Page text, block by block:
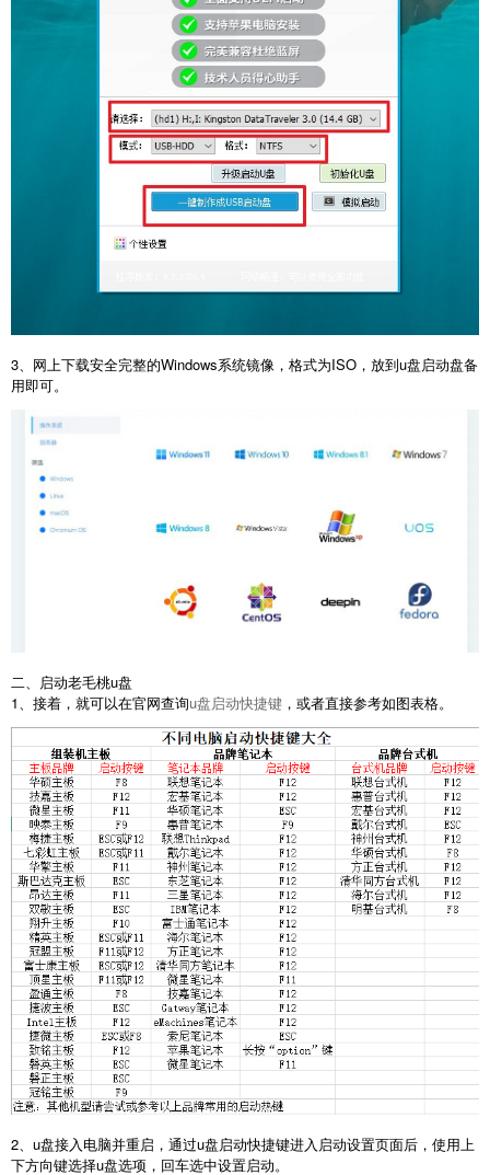
3、网上下载安全完整的Windows系统镜像，格式为ISO，放到u盘启动盘备
用即可。
二、启动老毛桃u盘
1、接着，就可以在官网查询u盘启动快捷键 ，或者直接参考如图表格。
2、u盘接入电脑并重启，通过u盘启动快捷键进入启动设置页面后，使用上
下方向键选择u盘选项，回车选中设置启动。